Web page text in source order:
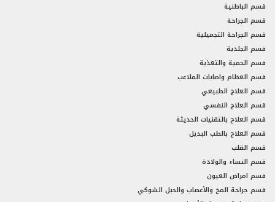
قسم الباطنية
قسم الجراحة
قسم الجراحة التجميلية
قسم الجلدية
قسم الحمية والتغذية
قسم العظام واصابات الملاعب
قسم العلاج الطبيعي
قسم العلاج النفسي
قسم العلاج بالتقنيات الحديثة
قسم العلاج بالطب البديل
قسم القلب
قسم النساء والولادة
قسم امراض العيون
قسم جراحة المخ والأعصاب والحبل الشوكي